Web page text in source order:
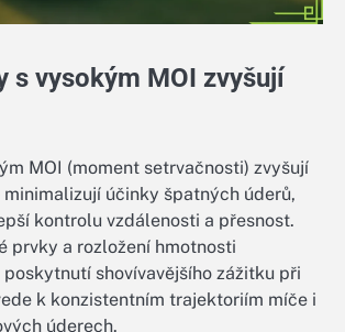
s vysokým MOI zvyšují
MOI (moment setrvačnosti) zvyšují
účinky špatných úderů,
kontrolu vzdálenosti a přesnost.
prvky a rozložení hmotnosti
shovívavějšího zážitku při
k konzistentním trajektoriím míče i
úderech.